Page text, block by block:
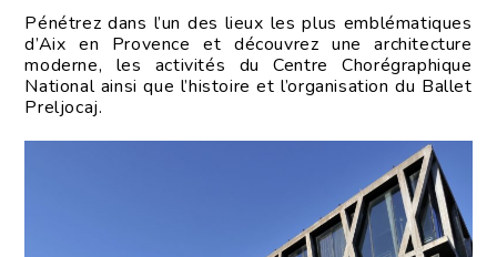
Pénétrez dans l’un des lieux les plus emblématiques
d’Aix en Provence et découvrez une architecture
moderne, les activités du Centre Chorégraphique
National ainsi que l’histoire et l’organisation du Ballet
Preljocaj.